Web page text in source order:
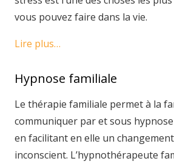
vous pouvez faire dans la vie.
Lire plus…
Hypnose familiale
Le thérapie familiale permet à la
communiquer par et sous
en facilitant en elle un
inconscient. L’hypnothérapeute